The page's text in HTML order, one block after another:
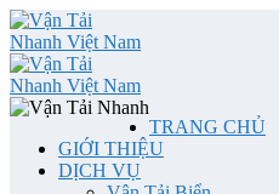
TRANG CHỦ
GIỚI THIỆU
DỊCH VỤ